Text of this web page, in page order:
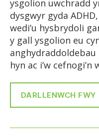
ysgolion uwchradd
dysgwyr gyda
wedi’u hysbrydoli
y gall ysgolion eu
anghydraddoldebau
hyn ac i’w cefnogi’n
DARLLENWCH FWY